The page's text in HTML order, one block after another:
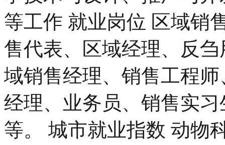
等工作 就业岗位 区域销
售代表、区域经理、反
域销售经理、销售工程
经理、业务员、销售实
等。 城市就业指数 动物